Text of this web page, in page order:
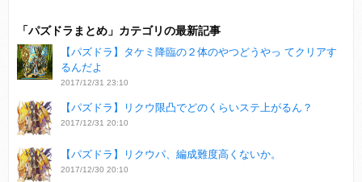
「パズドラまとめ」カテゴリの最新記事
【パズドラ】タケミ降臨の２体のやつどうやっ てクリアす
るんだよ
2017/12/31 23:10
【パズドラ】リクウ限凸でどのくらいステ上がるん？
2017/12/31 20:10
【パズドラ】リクウパ、編成難度高くないか。
2017/12/30 20:10